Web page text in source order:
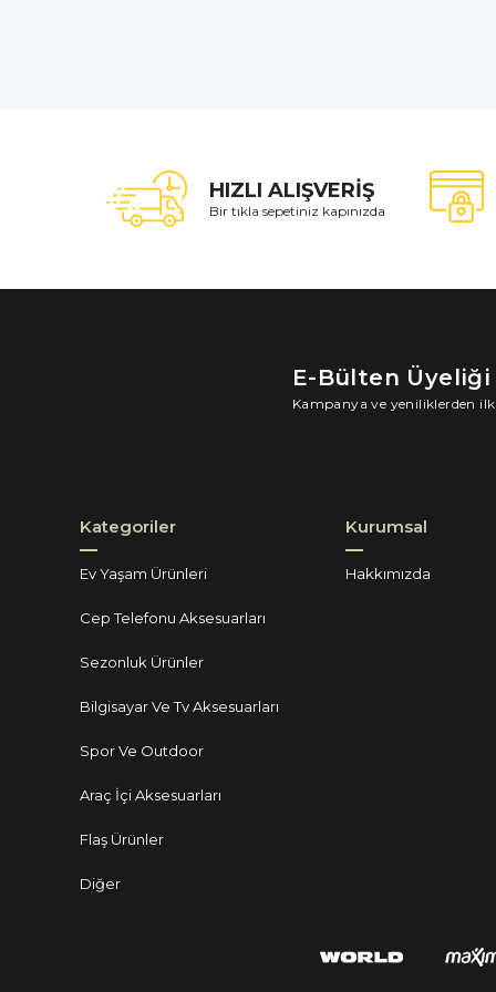
HIZLI ALIŞVERİŞ
Bir tıkla sepetiniz kapınızda
E-Bülten Üyeliği
Kampanya ve yeniliklerden
Kategoriler
Ev Yaşam Ürünleri
Cep Telefonu Aksesuarları
Sezonluk Ürünler
Bilgisayar Ve Tv Aksesuarları
Spor Ve Outdoor
Araç İçi Aksesuarları
Flaş Ürünler
Diğer
Kurumsal
Hakkımızda